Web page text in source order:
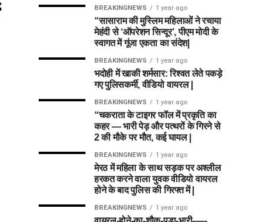
BREAKINGNEWS 1 year ago
“सासाराम की मुस्लिम महिलाओं ने रचाया
मेहंदी से ‘ऑपरेशन सिन्दूर’, पीएम मोदी के
स्वागत में गूंजा एकता का संदेश|
BREAKINGNEWS 1 year ago
भदोही में खाकी शर्मसार: रिश्वत लेते पकड़े
गए पुलिसकर्मी, वीडियो वायरल |
BREAKINGNEWS 1 year ago
“चकराता के टाइगर फॉल में प्रकृति का
कहर — भारी पेड़ और पत्थरों के गिरने से
2 की मौके पर मौत, कई घायल |
BREAKINGNEWS 1 year ago
मेरठ में महिला के साथ सड़क पर अश्लील
हरकत करने वाला युवक वीडियो वायरल
होने के बाद पुलिस की गिरफ्त में |
BREAKINGNEWS 1 year ago